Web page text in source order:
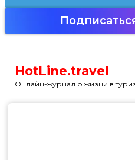
HotLine.travel
Онлайн-журнал о жизни в